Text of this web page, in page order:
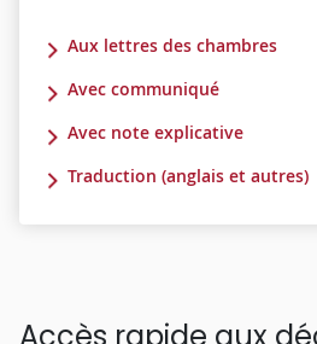
Aux lettres des chambres
Avec communiqué
Avec note explicative
Traduction (anglais et autres)
Accès rapide aux